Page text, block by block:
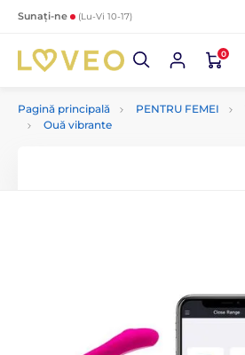
Sunați-ne (Lu-Vi 10-17)
0
Pagină principală PENTRU FEMEI
Ouă vibrante